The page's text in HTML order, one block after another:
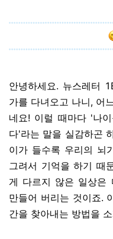
안녕하세요. 뉴스레터
가를 다녀오고 나니, 어
네요! 이럴 때마다 '나
다'라는 말을 실감하곤
이가 들수록 우리의 뇌
그려서 기억을 하기 때
게 다르지 않은 일상은
만들어 버리는 것이죠.
간을 찾아내는 방법을